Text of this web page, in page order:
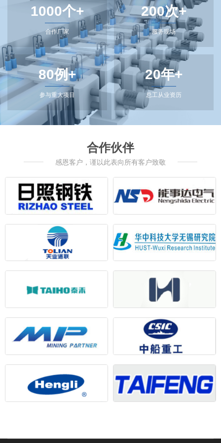
1000个+
合作厂家
200次+
服务现场
80例+
参与重大项目
20年+
总工从业资历
合作伙伴
感恩客户，谨以此表向所有客户致敬